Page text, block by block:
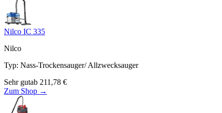
Nilco IC 335
Nilco
Typ: Nass-Trockensauger/ Allzwecksauger
Sehr gutab 211,78 €
Zum Shop →